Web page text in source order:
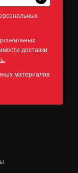
доставки
материалов